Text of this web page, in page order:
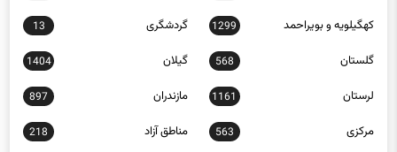
کهگیلویه و بویراحمد 1299 گردشگری 13
گلستان 568 گیلان 1404
لرستان 1161 مازندران 897
مرکزی 563 مناطق آزاد 218